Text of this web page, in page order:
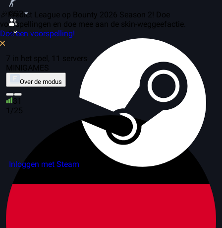
CS2
2
Inloggen met Steam
🎉Predict League op Bounty 2026 Season 2! Doe
voorspellingen en doe mee aan de skin-weggeefactie.
Doe een voorspelling!
7 in het spel, 11 servers
MINIGAMES
Over de modus
31
1/25